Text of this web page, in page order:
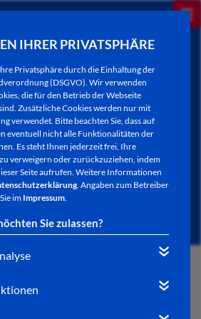
IHRER PRIVATSPHÄRE
Privatsphäre durch die Einhaltung der
(DSGVO). Wir verwenden
die für den Betrieb der Webseite
Zusätzliche Cookies werden nur mit
verwendet. Bitte beachten Sie, dass auf
eventuell nicht alle Funktionalitäten der
Es steht Ihnen jederzeit frei, Ihre
verweigern oder zurückzuziehen, indem
Seite aufrufen. Weitere Informationen
. Angaben zum Betreiber
im Impressum.
Sie zulassen?
/ CITY LETTER